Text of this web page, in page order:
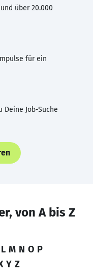
über 20.000
für ein
Job-Suche
von A bis Z
L M N O P
Y Z